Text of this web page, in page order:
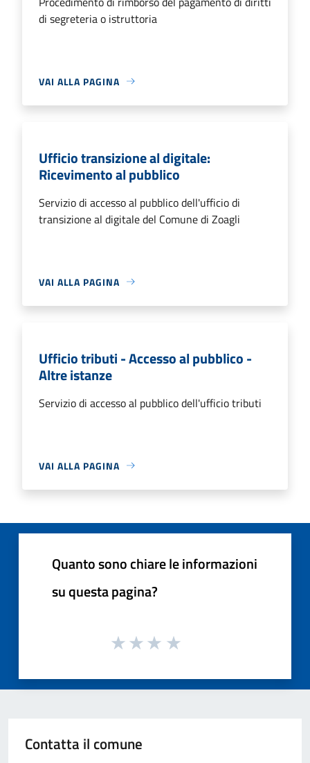
di segreteria o istruttoria
VAI ALLA PAGINA
Ufficio transizione al digitale:
Ricevimento al pubblico
Servizio di accesso al pubblico dell'ufficio di
transizione al digitale del Comune di Zoagli
VAI ALLA PAGINA
Ufficio tributi - Accesso al pubblico -
Altre istanze
Servizio di accesso al pubblico dell'ufficio tributi
VAI ALLA PAGINA
Quanto sono chiare le informazioni
su questa pagina?
Contatta il comune